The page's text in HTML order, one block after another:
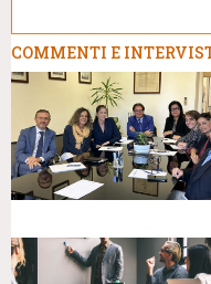
COMMENTI E